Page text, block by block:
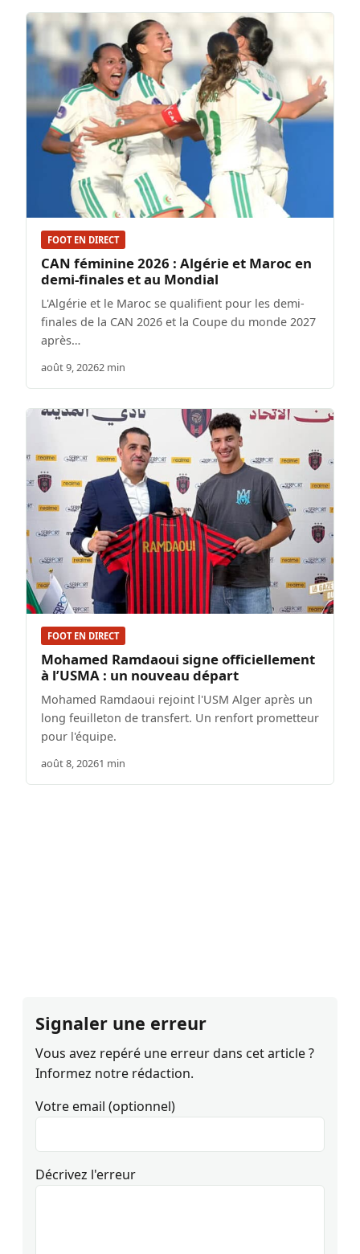
FOOT EN DIRECT
CAN féminine 2026 : Algérie et Maroc en
demi-finales et au Mondial
L'Algérie et le Maroc se qualifient pour les demi-
finales de la CAN 2026 et la Coupe du monde 2027
après…
août 9, 20262 min
FOOT EN DIRECT
Mohamed Ramdaoui signe officiellement
à l’USMA : un nouveau départ
Mohamed Ramdaoui rejoint l'USM Alger après un
long feuilleton de transfert. Un renfort prometteur
pour l'équipe.
août 8, 20261 min
Signaler une erreur
Vous avez repéré une erreur dans cet article ?
Informez notre rédaction.
Votre email (optionnel)
Décrivez l'erreur